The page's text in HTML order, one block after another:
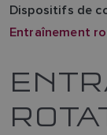
Dispositifs de
Entraînement